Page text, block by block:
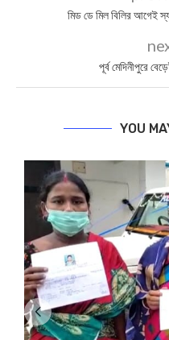
মিড ডে মিল বিলির আগেই
পূর্ব মেদিনীপুরে
YOU